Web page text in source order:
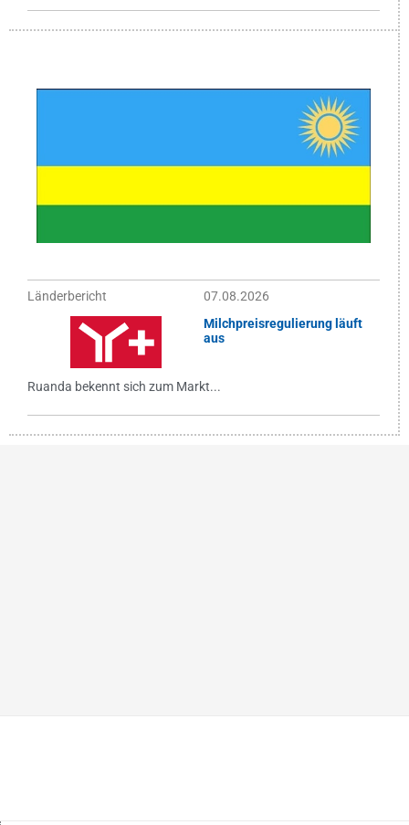
Länderbericht
07.08.2026
Milchpreisregulierung läuft
aus
Ruanda bekennt sich zum Markt...